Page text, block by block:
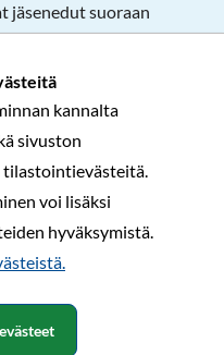
kannalta
sivuston
voi lisäksi
hyväksymistä.
jäsenedut suoraan
Sopimusehdot